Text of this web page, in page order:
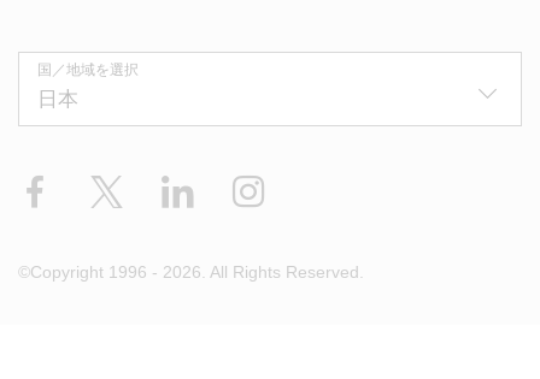
国／地域を選択
Facebook LinkedIn
©Copyright 1996 - 2026. All Rights Reserved.